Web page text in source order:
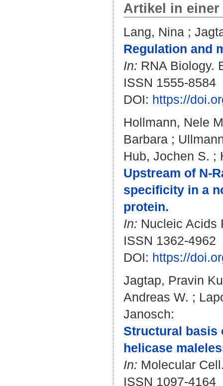
Artikel in
Lang, Nina ;
Regulation and
In: RNA Biology.
ISSN 1555-8584
DOI: https://
Hollmann, Nele
Barbara ;
Hub, Jochen S. ;
Upstream of N-
specificity in a
protein.
In: Nucleic Acids
ISSN 1362-4962
DOI: https://
Jagtap, Pravin
Andreas W. ;
Janosch:
Structural basis
helicase
In: Molecular
ISSN 1097-4164